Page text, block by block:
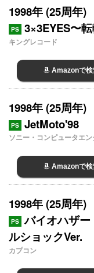
1998年 (25周年)
PS 3×3EYES〜
キングレコード
Amazonで検
1998年 (25周年)
PS JetMoto'98
ソニー・コンピュータエ
Amazonで検
1998年 (25周年)
PS バイオハザ
ルショックVer.
カプコン